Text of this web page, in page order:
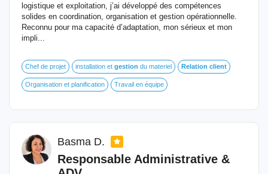
logistique et exploitation, j’ai développé des compétences
solides en coordination, organisation et gestion opérationnelle.
Reconnu pour ma capacité d’adaptation, mon sérieux et mon
impli...
Chef de projet installation et gestion du materiel Relation client
Organisation et planification Travail en équipe
Basma D.
Responsable Administrative &